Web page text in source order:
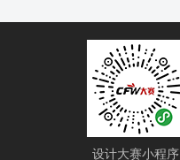
设计大赛小程序